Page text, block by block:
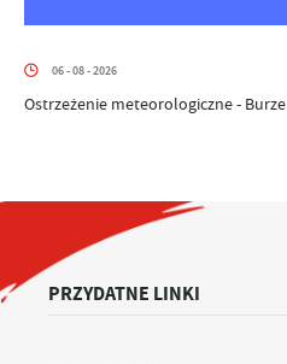
06 - 08 - 2026
Ostrzeżenie meteorologiczne - Burze
PRZYDATNE LINKI